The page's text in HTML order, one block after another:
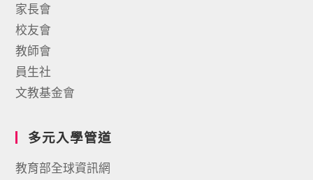
家長會
校友會
教師會
員生社
文教基金會
多元入學管道
教育部全球資訊網